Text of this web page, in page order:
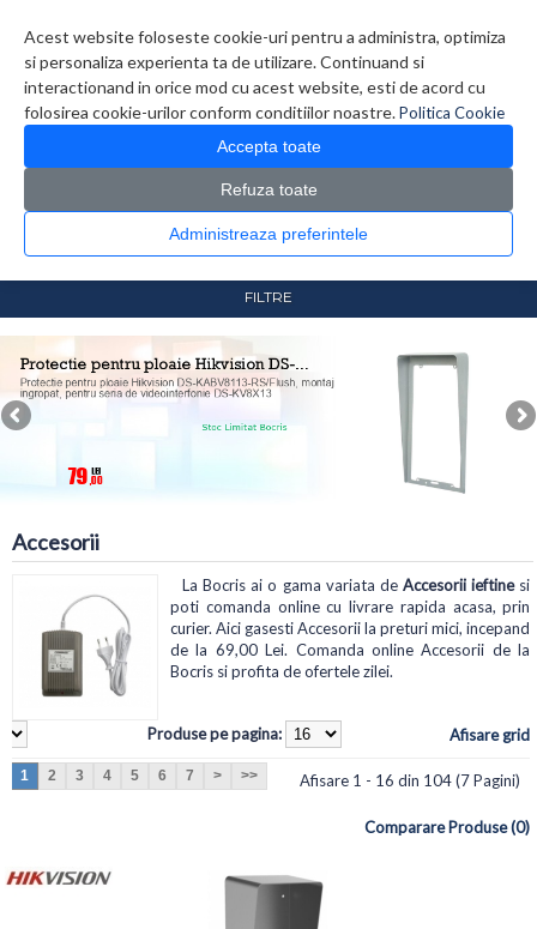
Acest website foloseste cookie-uri pentru a administra, optimiza
si personaliza experienta ta de utilizare. Continuand si
interactionand in orice mod cu acest website, esti de acord cu
folosirea cookie-urilor conform conditiilor noastre.Politica Cookie
Accepta toate
Refuza toate
Administreaza preferintele
0 produs(e)
CATALOG PRODUSE
Securitate / Automatizari > Interfoane /
>
FILTRE
Accesorii
La Bocris ai o gama variata deAccesorii ieftinesi
poti comanda online cu livrare rapida acasa, prin
curier. Aici gasesti Accesorii la preturi mici, incepand
de la 69,00 Lei. Comanda online Accesorii de la
Bocris si profita de ofertele zilei.
Produse pe pagina: Afisare grid
1 2 3 4 5 6 7 > >> Afisare 1 - 16 din 104 (7 Pagini)
Comparare Produse (0)